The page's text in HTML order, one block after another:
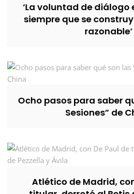
‘La voluntad de diálogo
siempre que se
razonable’
Ocho pasos para saber
Sesiones” de
Atlético de Madrid,